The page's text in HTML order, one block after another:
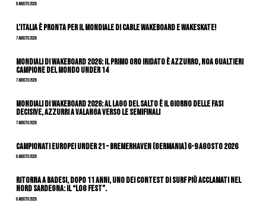
8 Agosto 2026
L’Italia è pronta per il Mondiale di Cable Wakeboard e Wakeskate!
7 Agosto 2026
Mondiali di Wakeboard 2026: il primo oro iridato è azzurro, Noa Gualtieri
campione del mondo Under 14
7 Agosto 2026
Mondiali di Wakeboard 2026: al Lago del Salto è il giorno delle fasi
decisive, azzurri a valanga verso le semifinali
7 Agosto 2026
Campionati Europei Under 21 – Bremerhaven (Germania) 6-9 agosto 2026
6 Agosto 2026
Ritorna a Badesi, dopo 11 anni, uno dei contest di surf più acclamati nel
nord Sardegna: il “Log Fest”.
6 Agosto 2026